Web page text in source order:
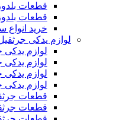
قطعات
قطعات
خرید انواع
لوازم یدکی
لوازم یدکی
لوازم یدکی
لوازم یدکی
لوازم یدکی
قطعات
قطعات